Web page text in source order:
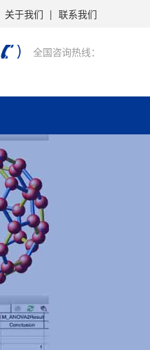
关于我们 | 联系我们
全国咨询热线：